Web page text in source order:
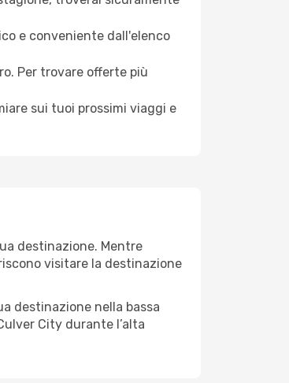
e conveniente dall'elenco
Per trovare offerte più
sui tuoi prossimi viaggi e
destinazione. Mentre
visitare la destinazione
destinazione nella bassa
City durante l’alta